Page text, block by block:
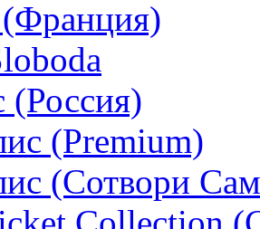
(Россия)
(Premium)
(Сотвори